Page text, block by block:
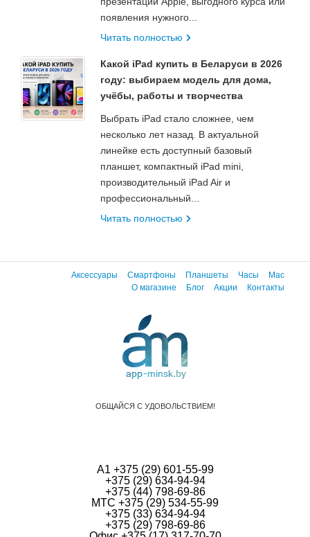
появления нужного...
Читать полностью
Какой iPad купить в Беларуси в 2026
году: выбираем модель для дома,
учёбы, работы и творчества
Выбрать iPad стало сложнее, чем
несколько лет назад. В актуальной
линейке есть доступный базовый
планшет, компактный iPad mini,
производительный iPad Air и
профессиональный...
Читать полностью
Аксессуары Смартфоны Планшеты Часы
Mac
О магазине
Блог Акции Контакты
ОБЩАЙСЯ С УДОВОЛЬСТВИЕМ!
А1 +375 (29) 601-55-99
+375 (29) 634-94-94
+375 (44) 798-69-86
МТС +375 (29) 534-55-99
+375 (33) 634-94-94
+375 (29) 798-69-86